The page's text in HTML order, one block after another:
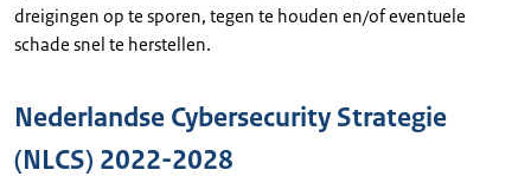
dreigingen op te sporen, tegen te houden en/of eventuele
schade snel te herstellen.
Nederlandse Cybersecurity Strategie
(NLCS) 2022-2028